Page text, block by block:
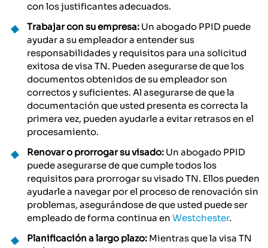
con los justificantes adecuados.
Trabajar con su empresa: Un abogado PPID puede
ayudar a su empleador a entender sus
responsabilidades y requisitos para una solicitud
exitosa de visa TN. Pueden asegurarse de que los
documentos obtenidos de su empleador son
correctos y suficientes. Al asegurarse de que la
documentación que usted presenta es correcta la
primera vez, pueden ayudarle a evitar retrasos en el
procesamiento.
Renovar o prorrogar su visado: Un abogado PPID
puede asegurarse de que cumple todos los
requisitos para prorrogar su visado TN. Ellos pueden
ayudarle a navegar por el proceso de renovación sin
problemas, asegurándose de que usted puede ser
empleado de forma continua en Westchester.
Planificación a largo plazo: Mientras que la visa TN